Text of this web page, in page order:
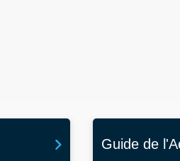
Guide de